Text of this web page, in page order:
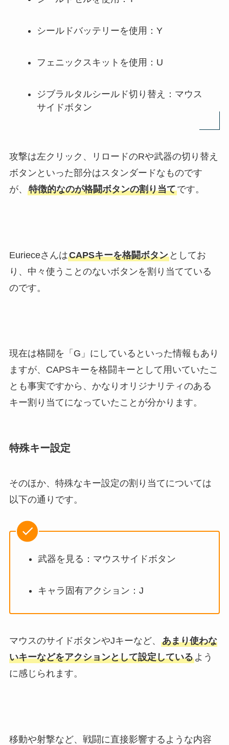
シールドバッテリーを使用：Y
フェニックスキットを使用：U
ジブラルタルシールド切り替え：マウス
サイドボタン
攻撃は左クリック、リロードのRや武器の切り替え
ボタンといった部分はスタンダードなものです
が、 特徴的なのが格闘ボタンの割り当てです。
EurieceさんはCAPSキーを格闘ボタンとしてお
り、中々使うことのないボタンを割り当てている
のです。
現在は格闘を「G」にしているといった情報もあり
ますが、CAPSキーを格闘キーとして用いていたこ
とも事実ですから、かなりオリジナリティのある
キー割り当てになっていたことが分かります。
特殊キー設定
そのほか、特殊なキー設定の割り当てについては
以下の通りです。
武器を見る：マウスサイドボタン
キャラ固有アクション：J
マウスのサイドボタンやJキーなど、 あまり使わな
いキーなどをアクションとして設定しているよう
に感じられます。
移動や射撃など、戦闘に直接影響するような内容